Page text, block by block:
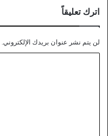
اترك تعليقاً
لن يتم نشر عنوان بريدك الإلكتروني.